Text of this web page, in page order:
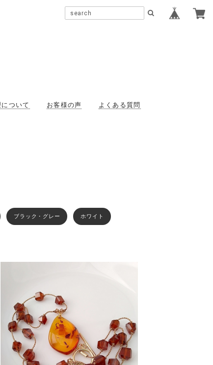
ついて お客様の声 よくある質問
ブラック・グレー ホワイト